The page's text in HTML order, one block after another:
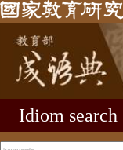
Idiom search